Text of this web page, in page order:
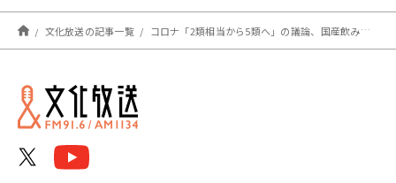
文化放送の記事一覧 コロナ「2類相当から5類へ」の議論、国産飲み薬の緊急承認で加速か